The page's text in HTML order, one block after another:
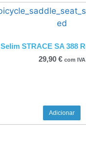
Selim STRACE SA 388
29,90 € com IVA
Adicionar